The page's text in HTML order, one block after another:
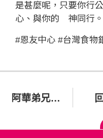
是甚麼呢，只要你行
心、與你的 神同行
#恩友中心 #台灣食物
阿華弟兄，患上了帕金森氏症